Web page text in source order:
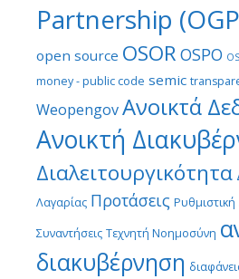
Partnership
open source OSOR OSPO
money - public code semic
WeopengovΑνοικτά
Ανοικτή
Διαλειτουργικότητα
Λαγαρίας Προτάσεις
Συναντήσεις Τεχνητή Νοημοσύνη
διακυβέρνηση